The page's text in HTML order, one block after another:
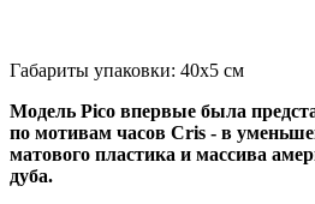
Габариты упаковки: 40x5 см
Модель Pico впервые была
по мотивам часов Cris - в
матового пластика и массива
дуба.